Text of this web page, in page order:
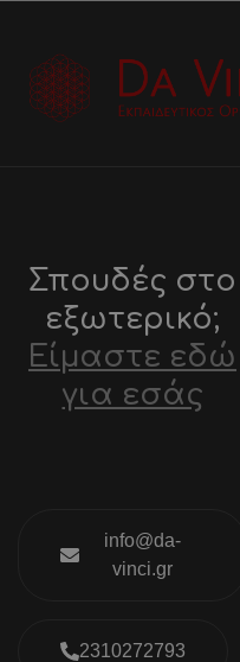
Σπουδές στο
εξωτερικό;
Είμαστε εδώ
για εσάς
info@da-
vinci.gr
2310272793